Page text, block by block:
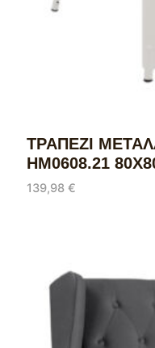
ΤΡΑΠΕΖΙ
HM0608.21
139,98 €